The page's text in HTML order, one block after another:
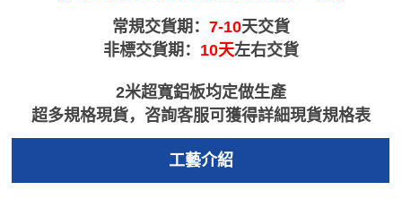
常規交貨期： 7-10天交貨
非標交貨期： 10天左右交貨
2米超寬鋁板均定做生產
超多規格現貨，咨詢客服可獲得詳細現貨規格表
工藝介紹